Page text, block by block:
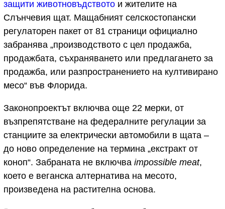
защити животновъдството и жителите на
Слънчевия щат. Мащабният селскостопански
регулаторен пакет от 81 страници официално
забранява „производството с цел продажба,
продажбата, съхраняването или предлагането за
продажба, или разпространението на култивирано
месо“ във Флорида.
Законопроектът включва още 22 мерки, от
възпрепятстване на федералните регулации за
станциите за електрически автомобили в щата –
до ново определение на термина „екстракт от
коноп“. Забраната не включва impossible meat,
което е веганска алтернатива на месото,
произведена на растителна основа.